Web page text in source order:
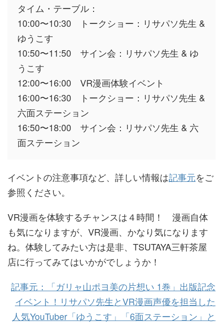
タイム・テーブル：
10:00〜10:30 トークショー：リサパソ先生 &
ゆうこす
10:50〜11:50 サイン会：リサパソ先生 & ゆ
うこす
12:00〜16:00 VR漫画体験イベント
16:00〜16:30 トークショー：リサパソ先生 &
六面ステーション
16:50〜18:00 サイン会：リサパソ先生 & 六
面ステーション
イベントの注意事項など、詳しい情報は記事元をご
参照ください。
VR漫画を体験するチャンスは４時間！ 漫画自体
も気になりますが、VR漫画、かなり気になります
ね。体験してみたい方は是非、TSUTAYA三軒茶屋
店に行ってみてはいかがでしょうか！
記事元：「ガリャ山ポヨ美の片想い 1巻」出版記念
イベント！リサパソ先生とVR漫画声優を担当した
人気YouTuber「ゆうこす」「6面ステーション」と